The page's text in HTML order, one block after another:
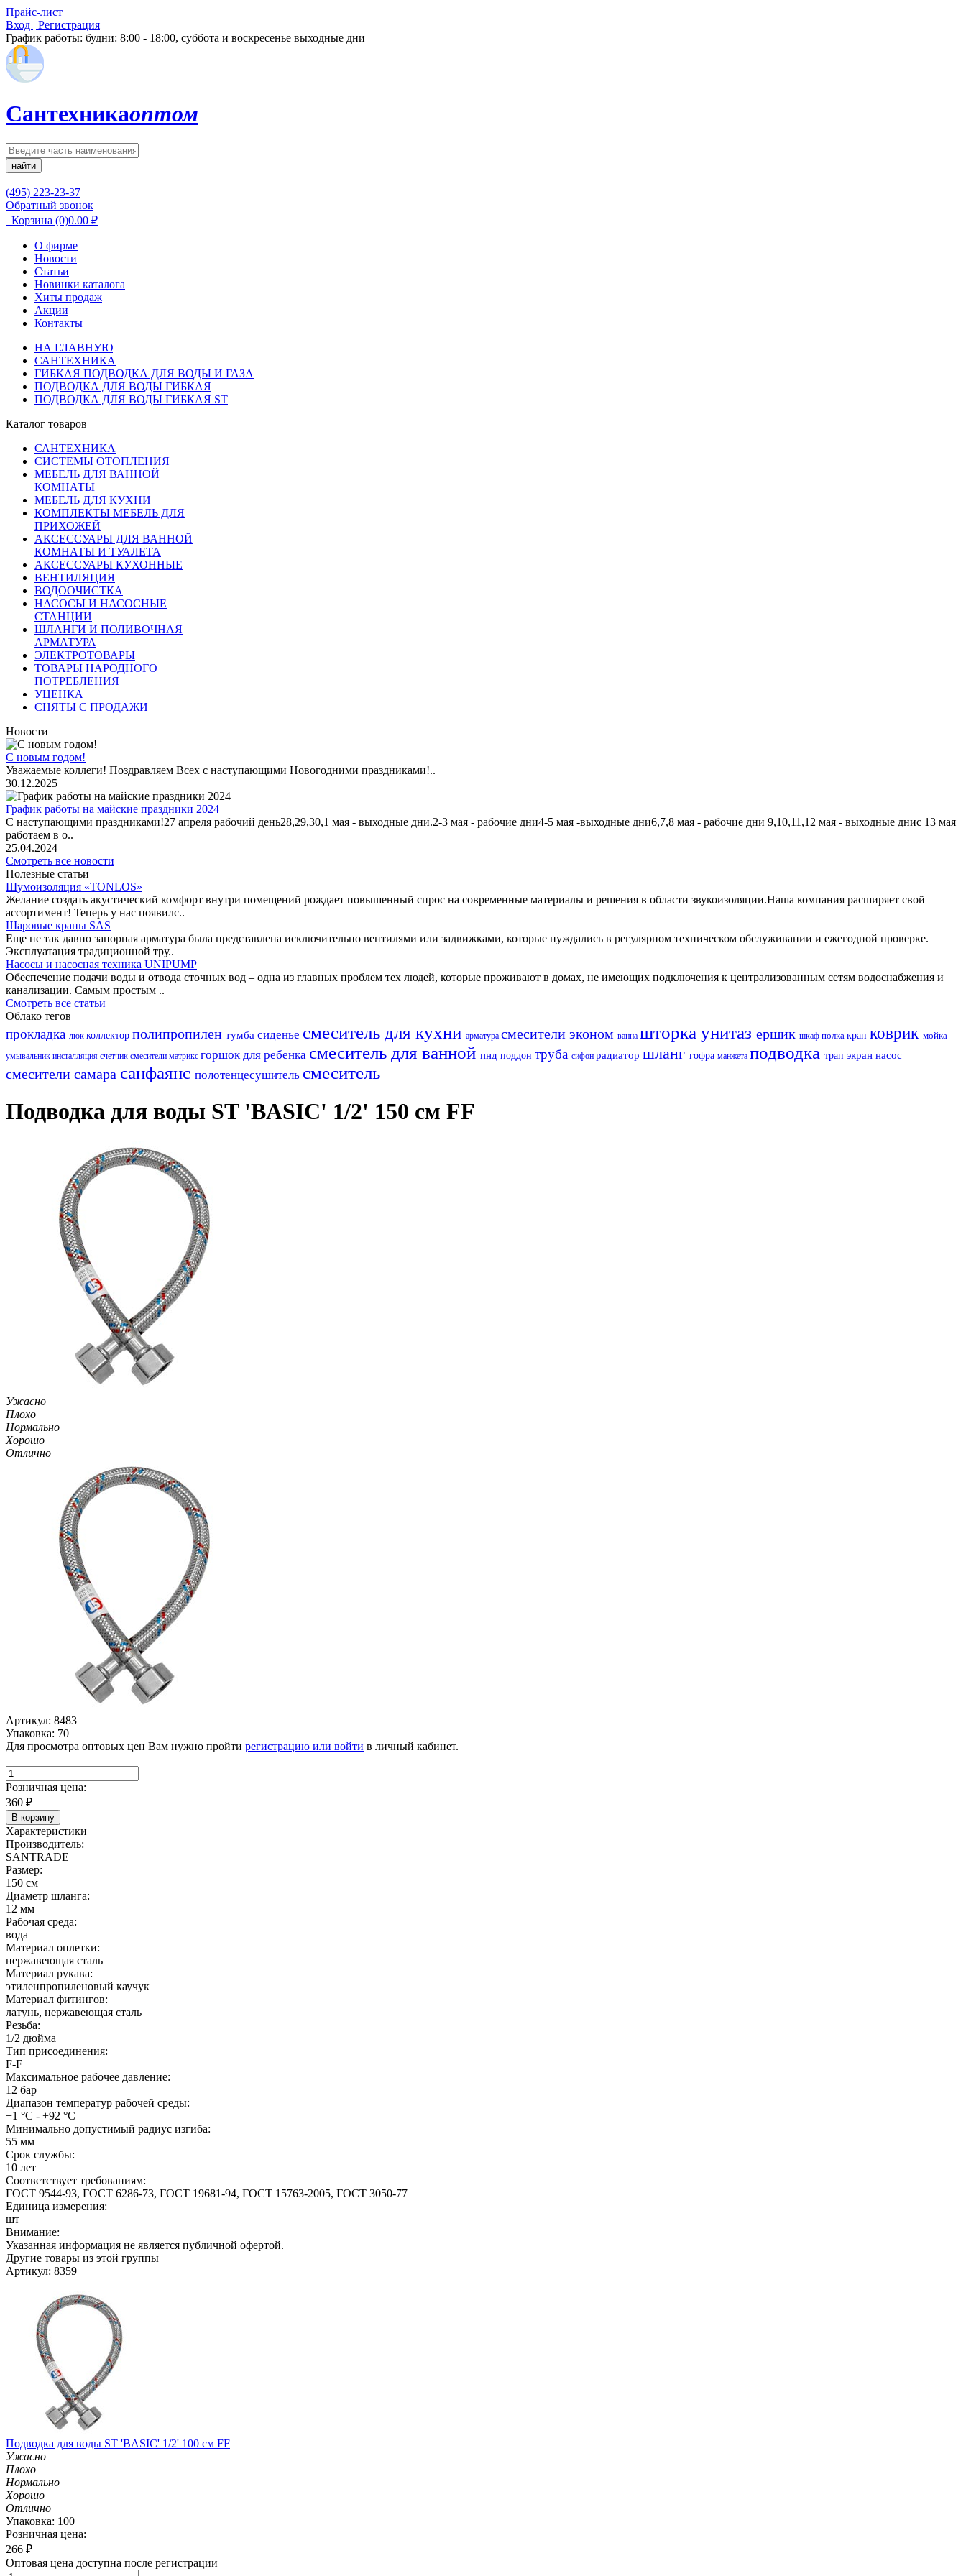
Прайс-лист
Вход | Регистрация
График работы: будни: 8:00 - 18:00, суббота и воскресенье выходные дни
Сантехникаоптом
найти
(495) 223-23-37
Обратный звонок
Корзина (0)0.00 ₽
О фирме
Новости
Статьи
Новинки каталога
Хиты продаж
Акции
Контакты
НА ГЛАВНУЮ
САНТЕХНИКА
ГИБКАЯ ПОДВОДКА ДЛЯ ВОДЫ И ГАЗА
ПОДВОДКА ДЛЯ ВОДЫ ГИБКАЯ
ПОДВОДКА ДЛЯ ВОДЫ ГИБКАЯ ST
Каталог товаров
САНТЕХНИКА
СИСТЕМЫ ОТОПЛЕНИЯ
МЕБЕЛЬ ДЛЯ ВАННОЙ
КОМНАТЫ
МЕБЕЛЬ ДЛЯ КУХНИ
КОМПЛЕКТЫ МЕБЕЛЬ ДЛЯ
ПРИХОЖЕЙ
АКСЕССУАРЫ ДЛЯ ВАННОЙ
КОМНАТЫ И ТУАЛЕТА
АКСЕССУАРЫ КУХОННЫЕ
ВЕНТИЛЯЦИЯ
ВОДООЧИСТКА
НАСОСЫ И НАСОСНЫЕ
СТАНЦИИ
ШЛАНГИ И ПОЛИВОЧНАЯ
АРМАТУРА
ЭЛЕКТРОТОВАРЫ
ТОВАРЫ НАРОДНОГО
ПОТРЕБЛЕНИЯ
УЦЕНКА
СНЯТЫ С ПРОДАЖИ
Новости
С новым годом!
Уважаемые коллеги! Поздравляем Всех с наступающими Новогодними праздниками!..
30.12.2025
График работы на майские праздники 2024
С наступающими праздниками!27 апреля рабочий день28,29,30,1 мая - выходные дни.2-3 мая - рабочие дни4-5 мая -выходные дни6,7,8 мая - рабочие дни 9,10,11,12 мая - выходные днис 13 мая
работаем в о..
25.04.2024
Смотреть все новости
Полезные статьи
Шумоизоляция «TONLOS»
Желание создать акустический комфорт внутри помещений рождает повышенный спрос на современные материалы и решения в области звукоизоляции.Наша компания расширяет свой
ассортимент! Теперь у нас появилс..
Шаровые краны SAS
Еще не так давно запорная арматура была представлена исключительно вентилями или задвижками, которые нуждались в регулярном техническом обслуживании и ежегодной проверке.
Эксплуатация традиционной тру..
Насосы и насосная техника UNIPUMP
Обеспечение подачи воды и отвода сточных вод – одна из главных проблем тех людей, которые проживают в домах, не имеющих подключения к централизованным сетям водоснабжения и
канализации. Самым простым ..
Смотреть все статьи
Облако тегов
прокладка люк коллектор полипропилен тумба сиденье смеситель для кухни арматура смесители эконом ванна шторка унитаз ершик шкаф полка кран коврик мойка
умывальник инсталляция счетчик смесители матрикс горшок для ребенка смеситель для ванной пнд поддон труба сифон радиатор шланг гофра манжета подводка трап экран насос
смесители самара санфаянс полотенцесушитель смеситель
Подводка для воды ST 'BASIC' 1/2' 150 см FF
Ужасно
Плохо
Нормально
Хорошо
Отлично
Артикул: 8483
Упаковка: 70
Для просмотра оптовых цен Вам нужно пройти регистрацию или войти в личный кабинет.
Розничная цена:
360 ₽
В корзину
Характеристики
Производитель:
SANTRADE
Размер:
150 см
Диаметр шланга:
12 мм
Рабочая среда:
вода
Материал оплетки:
нержавеющая сталь
Материал рукава:
этиленпропиленовый каучук
Материал фитингов:
латунь, нержавеющая сталь
Резьба:
1/2 дюйма
Тип присоединения:
F-F
Максимальное рабочее давление:
12 бар
Диапазон температур рабочей среды:
+1 °С - +92 °С
Минимально допустимый радиус изгиба:
55 мм
Срок службы:
10 лет
Соответствует требованиям:
ГОСТ 9544-93, ГОСТ 6286-73, ГОСТ 19681-94, ГОСТ 15763-2005, ГОСТ 3050-77
Единица измерения:
шт
Внимание:
Указанная информация не является публичной офертой.
Другие товары из этой группы
Артикул: 8359
Подводка для воды ST 'BASIC' 1/2' 100 см FF
Ужасно
Плохо
Нормально
Хорошо
Отлично
Упаковка: 100
Розничная цена:
266 ₽
Оптовая цена доступна после регистрации